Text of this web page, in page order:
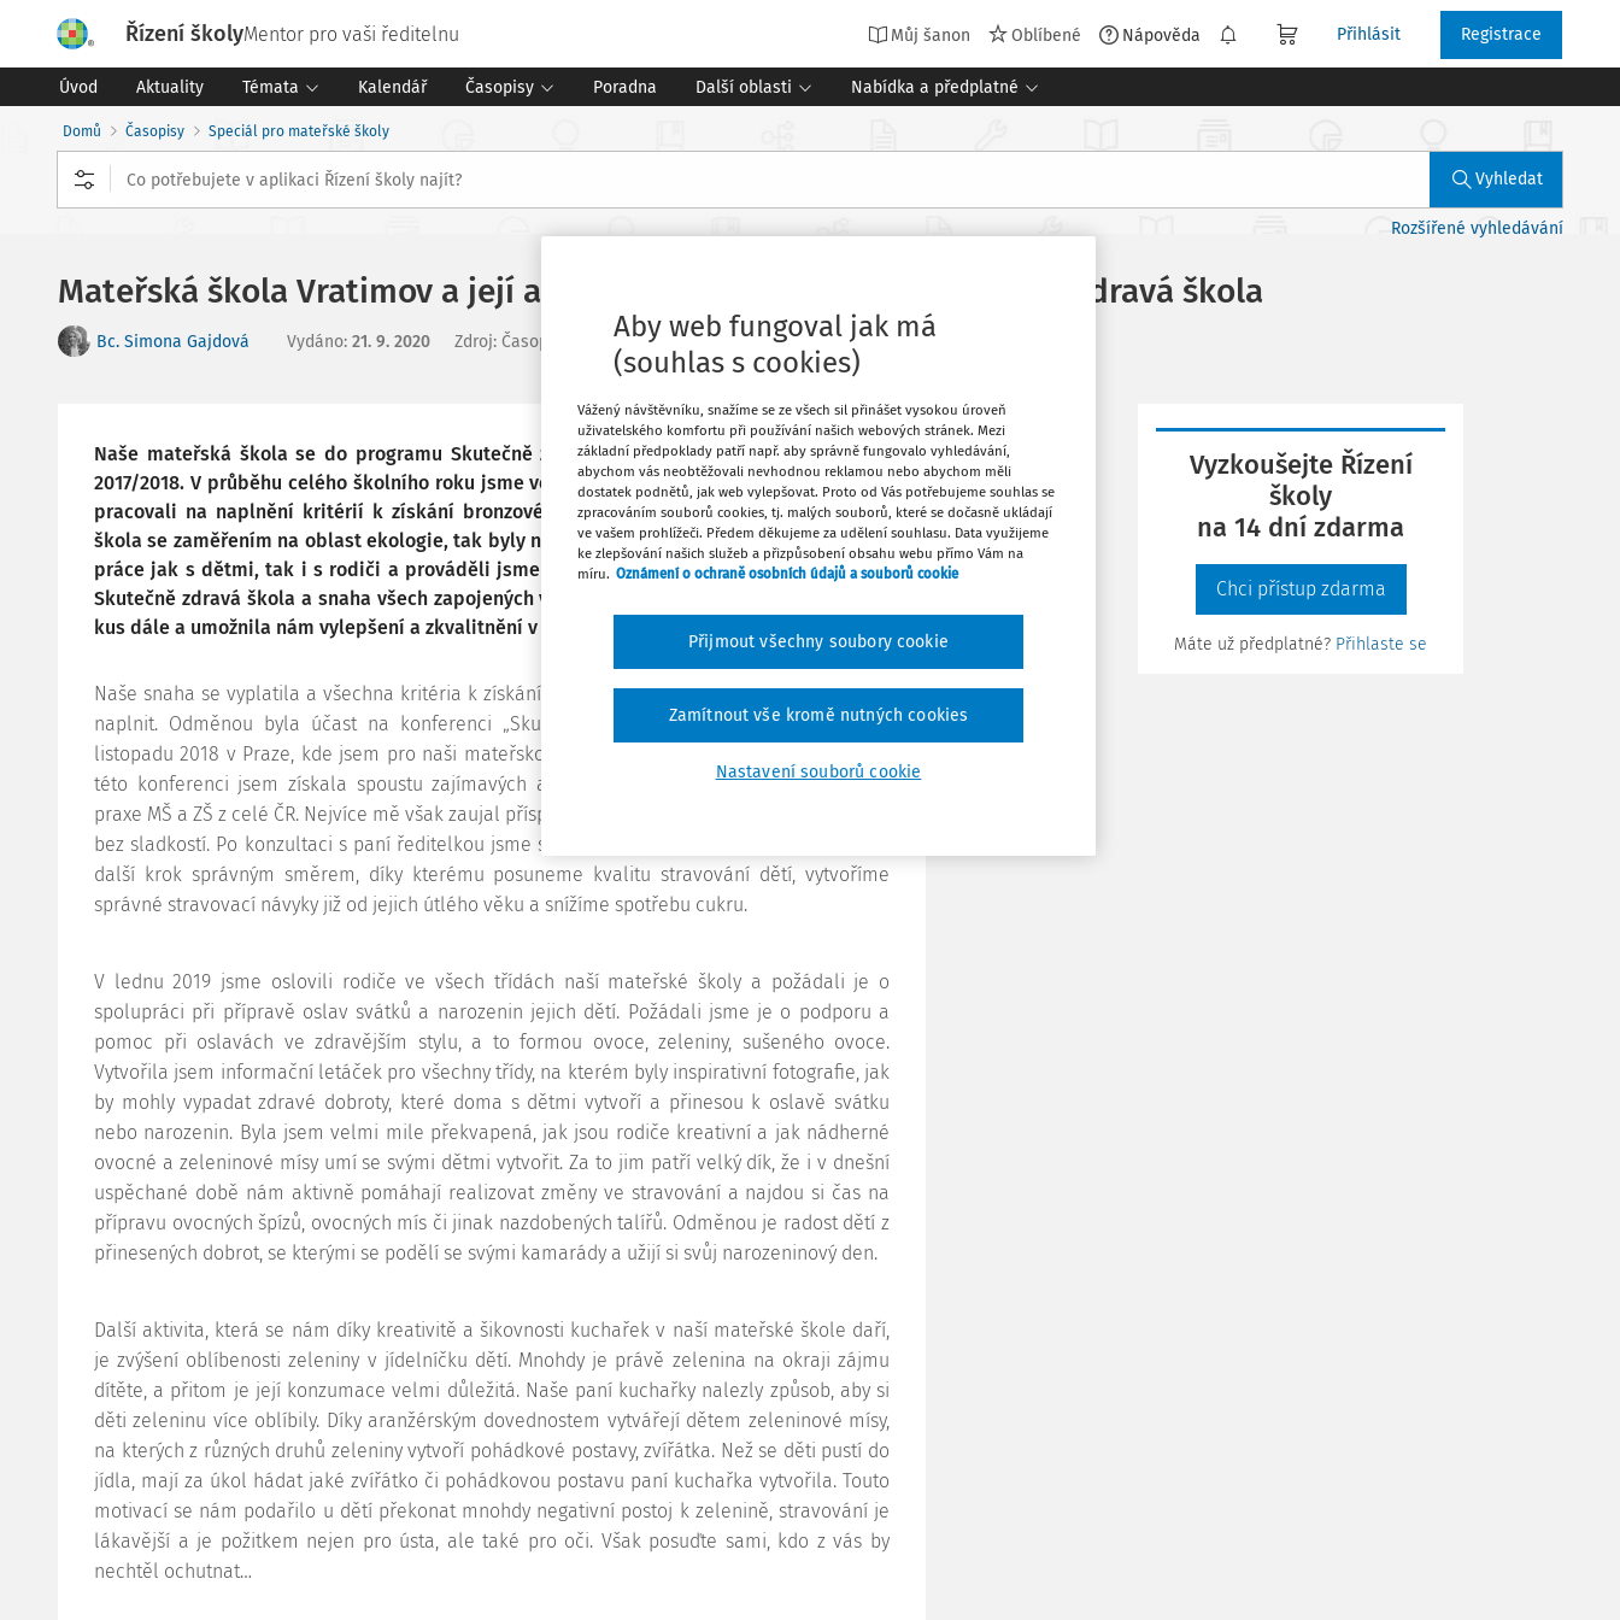
Řízení školyMentor pro vaši ředitelnu Můj šanon Oblíbené Nápověda Přihlásit Registrace
Úvod Aktuality Témata Kalendář Časopisy Poradna Další oblasti Nabídka a předplatné
Domů Časopisy Speciál pro mateřské školy
Vyhledat
Rozšířené vyhledávání
Mateřská škola Vratimov a její aktivity v rámci programu Skutečně zdravá škola
Bc. Simona Gajdová Vydáno: 21. 9. 2020 Zdroj: Časopis Speciál pro mateřské školy Vydání:5/2020
Naše mateřská škola se do programu Skutečně zdravá škola zapojila ve školním roce
2017/2018. V průběhu celého školního roku jsme ve spolupráci se školní jídelnou aktivně
pracovali na naplnění kritérií k získání bronzového certifikátu. Protože jsme mateřská
škola se zaměřením na oblast ekologie, tak byly některé aktivity již běžnou součástí naší
práce jak s dětmi, tak i s rodiči a prováděli jsme je ještě před zapojením do programu.
Skutečně zdravá škola a snaha všech zapojených v tomto programu nás však posunula o
kus dále a umožnila nám vylepšení a zkvalitnění v mnoha oblastech.
Naše snaha se vyplatila a všechna kritéria k získání bronzového certifikátu se nám podařilo
naplnit. Odměnou byla účast na konferenci „Skutečně zdravá škola“, která proběhla v
listopadu 2018 v Praze, kde jsem pro naši mateřskou školu převzala bronzový certifikát. Na
této konferenci jsem získala spoustu zajímavých a podnětných námětů z příkladů dobré
praxe MŠ a ZŠ z celé ČR. Nejvíce mě však zaujal příspěvek o oslavách narozenin a svátků dětí
bez sladkostí. Po konzultaci s paní ředitelkou jsme se shodli na tom, že je to dobrý nápad a
další krok správným směrem, díky kterému posuneme kvalitu stravování dětí, vytvoříme
správné stravovací návyky již od jejich útlého věku a snížíme spotřebu cukru.
V lednu 2019 jsme oslovili rodiče ve všech třídách naší mateřské školy a požádali je o
spolupráci při přípravě oslav svátků a narozenin jejich dětí. Požádali jsme je o podporu a
pomoc při oslavách ve zdravějším stylu, a to formou ovoce, zeleniny, sušeného ovoce.
Vytvořila jsem informační letáček pro všechny třídy, na kterém byly inspirativní fotografie, jak
by mohly vypadat zdravé dobroty, které doma s dětmi vytvoří a přinesou k oslavě svátku
nebo narozenin. Byla jsem velmi mile překvapená, jak jsou rodiče kreativní a jak nádherné
ovocné a zeleninové mísy umí se svými dětmi vytvořit. Za to jim patří velký dík, že i v dnešní
uspěchané době nám aktivně pomáhají realizovat změny ve stravování a najdou si čas na
přípravu ovocných špízů, ovocných mís či jinak nazdobených talířů. Odměnou je radost dětí z
přinesených dobrot, se kterými se podělí se svými kamarády a užijí si svůj narozeninový den.
Další aktivita, která se nám díky kreativitě a šikovnosti kuchařek v naší mateřské škole daří,
je zvýšení oblíbenosti zeleniny v jídelníčku dětí. Mnohdy je právě zelenina na okraji zájmu
dítěte, a přitom je její konzumace velmi důležitá. Naše paní kuchařky nalezly způsob, aby si
děti zeleninu více oblíbily. Díky aranžérským dovednostem vytvářejí dětem zeleninové mísy,
na kterých z různých druhů zeleniny vytvoří pohádkové postavy, zvířátka. Než se děti pustí do
jídla, mají za úkol hádat jaké zvířátko či pohádkovou postavu paní kuchařka vytvořila. Touto
motivací se nám podařilo u dětí překonat mnohdy negativní postoj k zelenině, stravování je
lákavější a je požitkem nejen pro ústa, ale také pro oči. Však posuďte sami, kdo z vás by
nechtěl ochutnat…
Oblíbené
Stáhnout
Sdílet
Poznámka
Vyzkoušejte Řízení
školy
na 14 dní zdarma
Chci přístup zdarma
Máte už předplatné? Přihlaste se
Aby web fungoval jak má
(souhlas s cookies)
Vážený návštěvníku, snažíme se ze všech sil přinášet vysokou úroveň
uživatelského komfortu při používání našich webových stránek. Mezi
základní předpoklady patří např. aby správně fungovalo vyhledávání,
abychom vás neobtěžovali nevhodnou reklamou nebo abychom měli
dostatek podnětů, jak web vylepšovat. Proto od Vás potřebujeme souhlas se
zpracováním souborů cookies, tj. malých souborů, které se dočasně ukládají
ve vašem prohlížeči. Předem děkujeme za udělení souhlasu. Data využijeme
ke zlepšování našich služeb a přizpůsobení obsahu webu přímo Vám na
míru. Oznámení o ochraně osobních údajů a souborů cookie
Nastavení souborů cookie
Zamítnout vše kromě nutných cookies
Přijmout všechny soubory cookie